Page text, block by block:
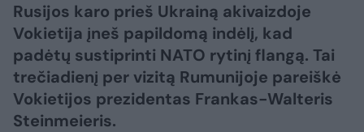
Rusijos karo prieš Ukrainą akivaizdoje
Vokietija įneš papildomą indėlį, kad
padėtų sustiprinti NATO rytinį flangą. Tai
trečiadienį per vizitą Rumunijoje pareiškė
Vokietijos prezidentas Frankas-Walteris
Steinmeieris.